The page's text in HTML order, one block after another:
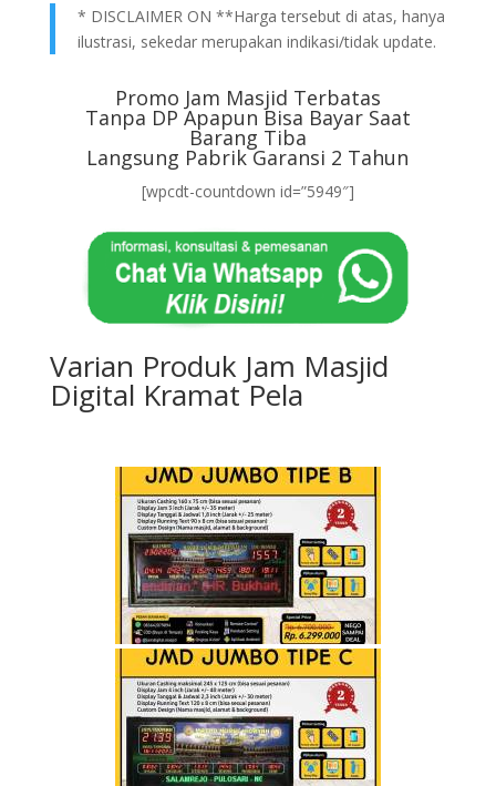
* DISCLAIMER ON **Harga tersebut di atas, hanya
ilustrasi, sekedar merupakan indikasi/tidak update.
Promo Jam Masjid Terbatas
Tanpa DP Apapun Bisa Bayar Saat
Barang Tiba
Langsung Pabrik Garansi 2 Tahun
[wpcdt-countdown id=”5949″]
Varian Produk Jam Masjid
Digital Kramat Pela